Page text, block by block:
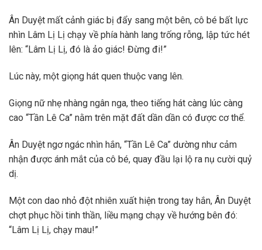
Ân Duyệt mất cảnh giác bị đẩy sang một bên, cô bé bất lực
nhìn Lâm Lị Lị chạy về phía hành lang trống rỗng, lập tức hét
lên: “Lâm Lị Lị, đó là ảo giác! Đừng đi!”
Lúc này, một giọng hát quen thuộc vang lên.
Giọng nữ nhẹ nhàng ngân nga, theo tiếng hát càng lúc càng
cao “Tần Lê Ca” nằm trên mặt đất dần dần có được cơ thể.
Ân Duyệt ngơ ngác nhìn hắn, “Tần Lê Ca” dường như cảm
nhận được ánh mắt của cô bé, quay đầu lại lộ ra nụ cười quỷ
dị.
Một con dao nhỏ đột nhiên xuất hiện trong tay hắn, Ân Duyệt
chợt phục hồi tinh thần, liều mạng chạy về hướng bên đó:
“Lâm Lị Lị, chạy mau!”